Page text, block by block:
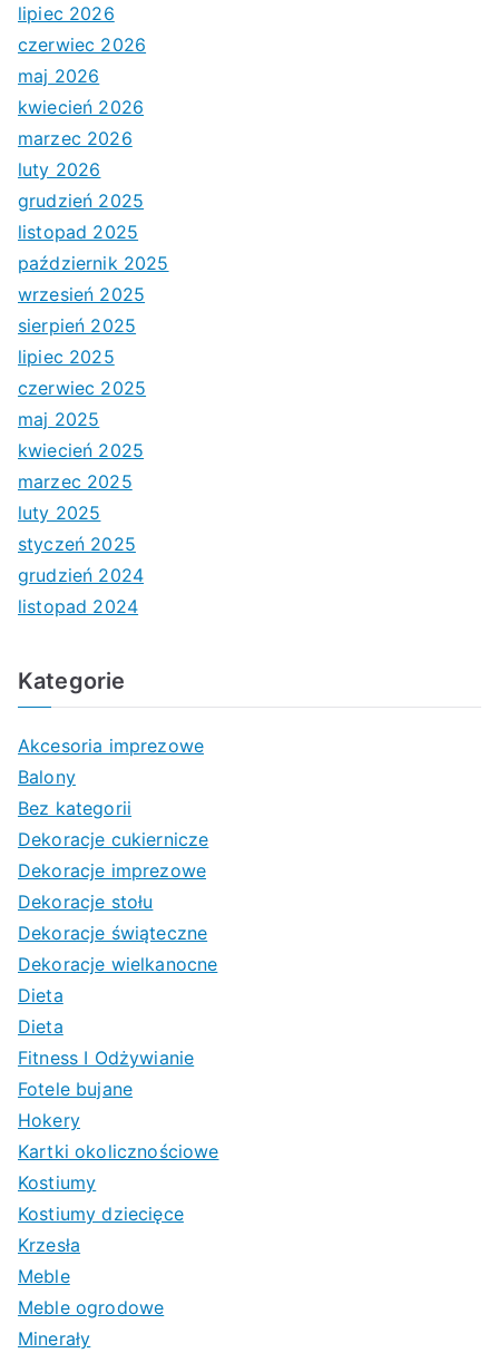
lipiec 2026
czerwiec 2026
maj 2026
kwiecień 2026
marzec 2026
luty 2026
grudzień 2025
listopad 2025
październik 2025
wrzesień 2025
sierpień 2025
lipiec 2025
czerwiec 2025
maj 2025
kwiecień 2025
marzec 2025
luty 2025
styczeń 2025
grudzień 2024
listopad 2024
Kategorie
Akcesoria imprezowe
Balony
Bez kategorii
Dekoracje cukiernicze
Dekoracje imprezowe
Dekoracje stołu
Dekoracje świąteczne
Dekoracje wielkanocne
Dieta
Dieta
Fitness I Odżywianie
Fotele bujane
Hokery
Kartki okolicznościowe
Kostiumy
Kostiumy dziecięce
Krzesła
Meble
Meble ogrodowe
Minerały